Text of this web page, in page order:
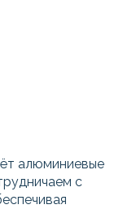
алюминиевые
с